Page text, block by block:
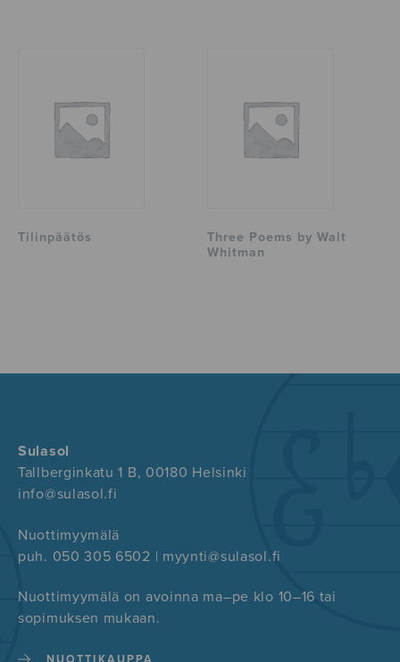
Tilinpäätös
Three Poems by Walt
Whitman
Sulasol
Tallberginkatu 1 B, 00180 Helsinki
info@sulasol.fi
Nuottimyymälä
puh. 050 305 6502 | myynti@sulasol.fi
Nuottimyymälä on avoinna ma–pe klo 10–16 tai
sopimuksen mukaan.